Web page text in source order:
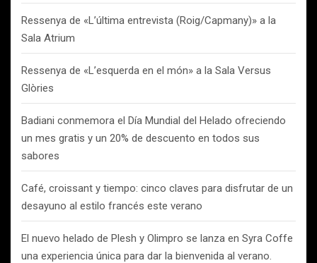
Ressenya de «L’última entrevista (Roig/Capmany)» a la
Sala Atrium
Ressenya de «L’esquerda en el món» a la Sala Versus
Glòries
Badiani conmemora el Día Mundial del Helado ofreciendo
un mes gratis y un 20% de descuento en todos sus
sabores
Café, croissant y tiempo: cinco claves para disfrutar de un
desayuno al estilo francés este verano
El nuevo helado de Plesh y Olimpro se lanza en Syra Coffe
una experiencia única para dar la bienvenida al verano.